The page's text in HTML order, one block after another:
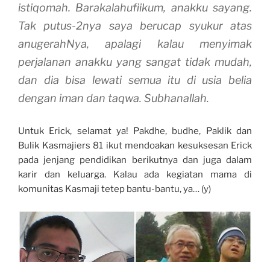
istiqomah. Barakalahufiikum, anakku sayang.
Tak putus-2nya saya berucap syukur atas
anugerahNya, apalagi kalau menyimak
perjalanan anakku yang sangat tidak mudah,
dan dia bisa lewati semua itu di usia belia
dengan iman dan taqwa. Subhanallah.
Untuk Erick, selamat ya! Pakdhe, budhe, Paklik dan
Bulik Kasmajiers 81 ikut mendoakan kesuksesan Erick
pada jenjang pendidikan berikutnya dan juga dalam
karir dan keluarga. Kalau ada kegiatan mama di
komunitas Kasmaji tetep bantu-bantu, ya… (y)